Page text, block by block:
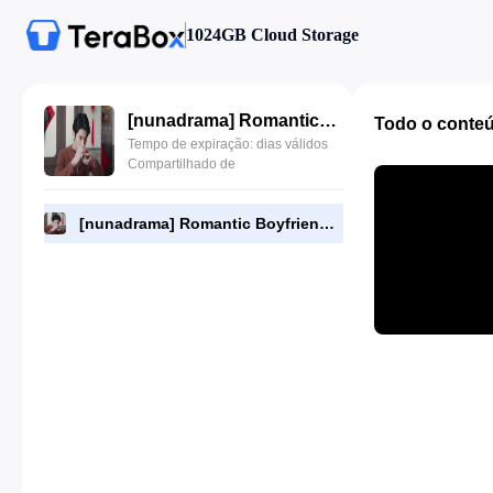
1024GB Cloud Storage
[nunadrama] Romantic Boyfriend Episode 1.720p.mp4
Tempo de expiração: dias válidos
Compartilhado de
[nunadrama] Romantic Boyfriend Episode 1.720p.mp4
Todo o